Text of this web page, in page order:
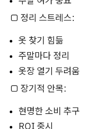
□ 정리 스트레스:
옷 찾기 힘듦
주말마다 정리
옷장 열기 두려움
□ 장기적 안목:
현명한 소비 추구
ROI 중시